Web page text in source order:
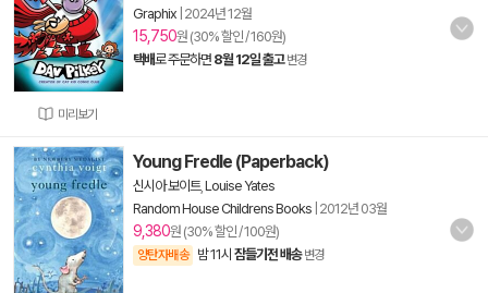
미리보기
Graphix 2024년 12월
15,750원 (30% 할인 / 160원)
택배로 주문하면 8월 12일 출고 변경
Young Fredle (Paperback)
신시아 보이트, Louise Yates
Random House Childrens Books 2012년 03월
9,380원 (30% 할인 / 100원)
양탄자배송 밤 11시 잠들기전 배송 변경